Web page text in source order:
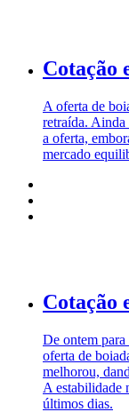
Cotação
A oferta de
retraída. Ainda
a oferta,
mercado
Cotação
De ontem para
oferta de
melhorou,
A estabilidade
últimos dias.